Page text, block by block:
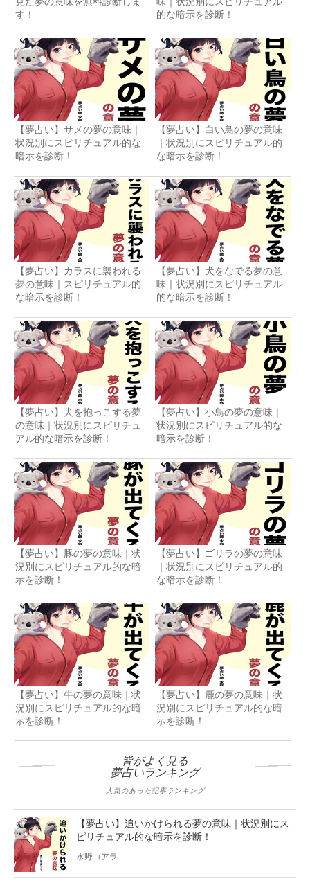
す！
的な暗示を診断！
【夢占い】サメの夢の意味｜
状況別にスピリチュアル的な
暗示を診断！
【夢占い】白い鳥の夢の意味
｜状況別にスピリチュアル的
な暗示を診断！
【夢占い】カラスに襲われる
夢の意味｜スピリチュアル的
な暗示を診断！
【夢占い】犬をなでる夢の意
味｜状況別にスピリチュアル
的な暗示を診断！
【夢占い】犬を抱っこする夢
の意味｜状況別にスピリチュ
アル的な暗示を診断！
【夢占い】小鳥の夢の意味｜
状況別にスピリチュアル的な
暗示を診断！
【夢占い】豚の夢の意味｜状
況別にスピリチュアル的な暗
示を診断！
【夢占い】ゴリラの夢の意味
｜状況別にスピリチュアル的
な暗示を診断！
【夢占い】牛の夢の意味｜状
況別にスピリチュアル的な暗
示を診断！
【夢占い】鹿の夢の意味｜状
況別にスピリチュアル的な暗
示を診断！
皆がよく見る
夢占いランキング
人気のあった記事ランキング
【夢占い】追いかけられる夢の意味｜状況別にス
ピリチュアル的な暗示を診断！
水野コアラ